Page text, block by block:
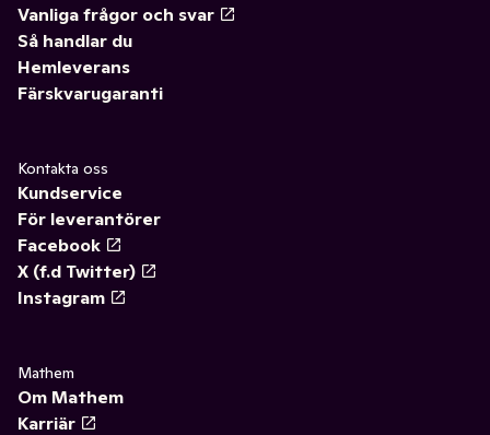
Vanliga frågor och svar
Så handlar du
Hemleverans
Färskvarugaranti
Kontakta oss
Kundservice
För leverantörer
Facebook
X (f.d Twitter)
Instagram
Mathem
Om Mathem
Karriär